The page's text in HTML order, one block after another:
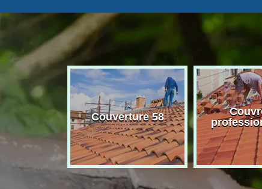
de
58
Couverture 58